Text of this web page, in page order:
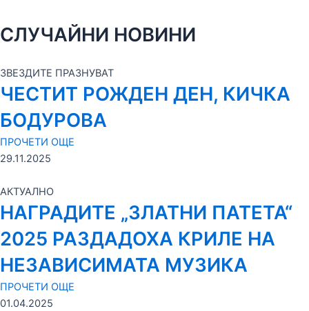
СЛУЧАЙНИ НОВИНИ
ЗВЕЗДИТЕ ПРАЗНУВАТ
ЧЕСТИТ РОЖДЕН ДЕН, КИЧКА
БОДУРОВА
ПРОЧЕТИ ОЩЕ
29.11.2025
АКТУАЛНО
НАГРАДИТЕ „ЗЛАТНИ ПАТЕТА“
2025 РАЗДАДОХА КРИЛЕ НА
НЕЗАВИСИМАТА МУЗИКА
ПРОЧЕТИ ОЩЕ
01.04.2025